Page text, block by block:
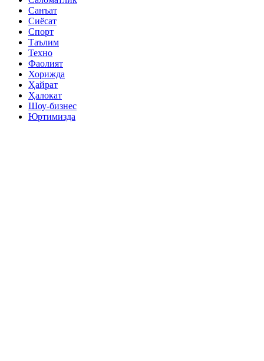
Санъат
Сиёсат
Спорт
Таълим
Техно
Фаолият
Хорижда
Ҳайрат
Ҳалокат
Шоу-бизнес
Юртимизда